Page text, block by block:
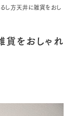
るし方天井に雑貨をおし
貨をおしゃれ